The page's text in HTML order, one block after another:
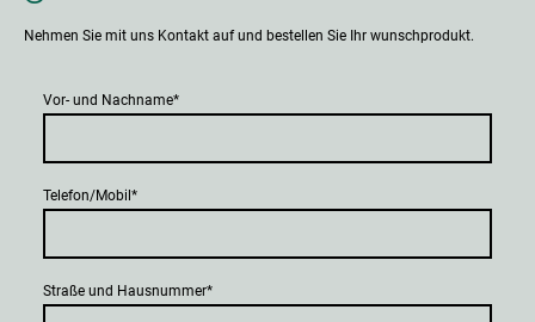
Nehmen Sie mit uns Kontakt auf und bestellen Sie Ihr wunschprodukt.
Vor- und Nachname*
Telefon/Mobil*
Straße und Hausnummer*